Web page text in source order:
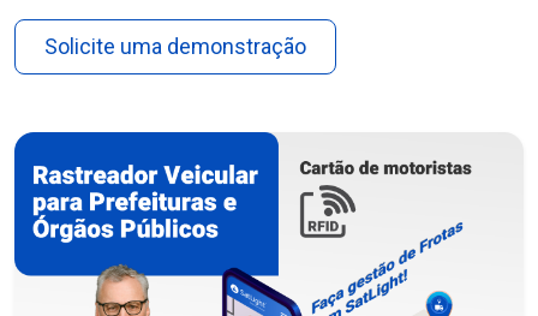
Solicite uma demonstração